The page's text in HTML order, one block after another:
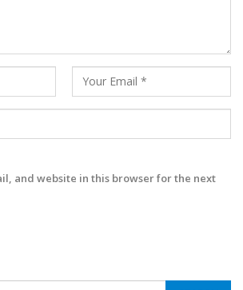
and website in this browser for the next